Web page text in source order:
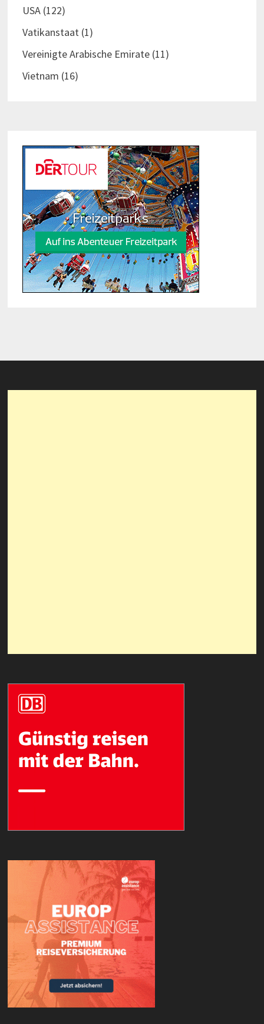
USA(122)
Vatikanstaat(1)
Vereinigte Arabische Emirate(11)
Vietnam (16)